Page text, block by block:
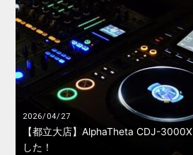
2026/04/27
【都立大店】AlphaTheta CDJ-
した！